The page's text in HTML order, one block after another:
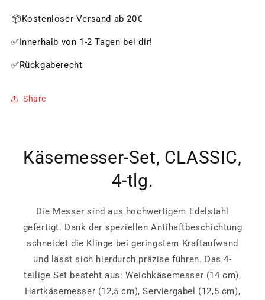
📦Kostenloser Versand ab 20€
✅Innerhalb von 1-2 Tagen bei dir!
✅Rückgaberecht
Share
Käsemesser-Set, CLASSIC,
4-tlg.
Die Messer sind aus hochwertigem Edelstahl
gefertigt. Dank der speziellen Antihaftbeschichtung
schneidet die Klinge bei geringstem Kraftaufwand
und lässt sich hierdurch präzise führen. Das 4-
teilige Set besteht aus: Weichkäsemesser (14 cm),
Hartkäsemesser (12,5 cm), Serviergabel (12,5 cm),